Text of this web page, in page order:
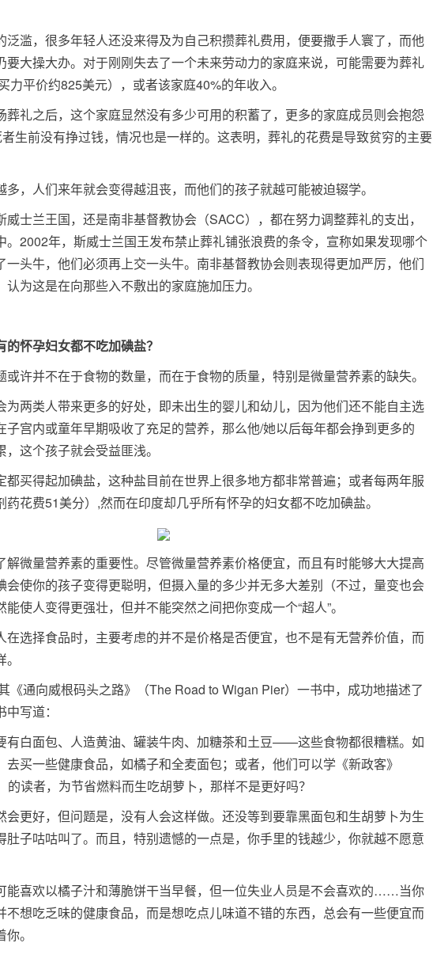
泛滥，很多年轻人还没来得及为自己积攒葬礼费用，便要撒手人寰了，而他
要大操大办。对于刚刚失去了一个未来劳动力的家庭来说，可能需要为葬礼
力平价约825美元），或者该家庭40%的年收入。
葬礼之后，这个家庭显然没有多少可用的积蓄了，更多的家庭成员则会抱怨
者生前没有挣过钱，情况也是一样的。这表明，葬礼的花费是导致贫穷的主要
多，人们来年就会变得越沮丧，而他们的孩子就越可能被迫辍学。
威士兰王国，还是南非基督教协会（SACC），都在努力调整葬礼的支出，
。2002年，斯威士兰国王发布禁止葬礼铺张浪费的条令，宣称如果发现哪个
一头牛，他们必须再上交一头牛。南非基督教协会则表现得更加严厉，他们
为这是在向那些入不敷出的家庭施加压力。
的怀孕妇女都不吃加碘盐？
或许并不在于食物的数量，而在于食物的质量，特别是微量营养素的缺失。
为两类人带来更多的好处，即未出生的婴儿和幼儿，因为他们还不能自主选
子宫内或童年早期吸收了充足的营养，那么他/她以后每年都会挣到更多的
这个孩子就会受益匪浅。
都买得起加碘盐，这种盐目前在世界上很多地方都非常普遍；或者每两年服
药花费51美分）,然而在印度却几乎所有怀孕的妇女都不吃加碘盐。
解微量营养素的重要性。尽管微量营养素价格便宜，而且有时能够大大提高
会使你的孩子变得更聪明，但摄入量的多少并无多大差别（不过，量变也会
使人变得更强壮，但并不能突然之间把你变成一个“超人”。
在选择食品时，主要考虑的并不是价格是否便宜，也不是有无营养价值，而
《通向威根码头之路》（The Road to Wigan Pier）一书中，成功地描述了
写道：
有白面包、人造黄油、罐装牛肉、加糖茶和土豆——这些食物都很糟糕。如
去买一些健康食品，如橘子和全麦面包；或者，他们可以学《新政客》
的读者，为节省燃料而生吃胡萝卜，那样不是更好吗？
会更好，但问题是，没有人会这样做。还没等到要靠黑面包和生胡萝卜为生
肚子咕咕叫了。而且，特别遗憾的一点是，你手里的钱越少，你就越不愿意
能喜欢以橘子汁和薄脆饼干当早餐，但一位失业人员是不会喜欢的……当你
不想吃乏味的健康食品，而是想吃点儿味道不错的东西，总会有一些便宜而
。